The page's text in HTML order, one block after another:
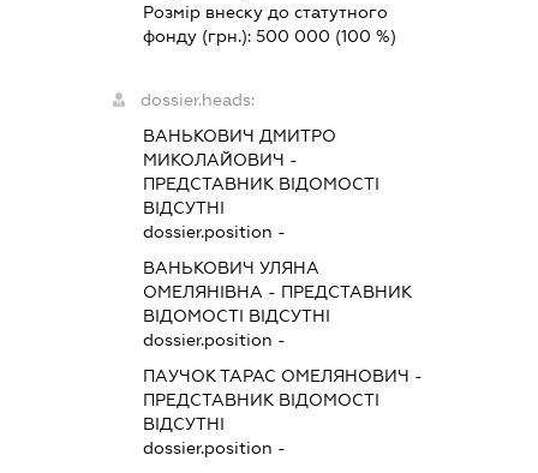
Розмір внеску до статутного
фонду (грн.):500 000 (100 %)
dossier.heads:
ВАНЬКОВИЧ ДМИТРО
МИКОЛАЙОВИЧ -
ПРЕДСТАВНИК ВІДОМОСТІ
ВІДСУТНІ
dossier.position -
ВАНЬКОВИЧ УЛЯНА
ОМЕЛЯНІВНА - ПРЕДСТАВНИК
ВІДОМОСТІ ВІДСУТНІ
dossier.position -
ПАУЧОК ТАРАС ОМЕЛЯНОВИЧ -
ПРЕДСТАВНИК ВІДОМОСТІ
ВІДСУТНІ
dossier.position -